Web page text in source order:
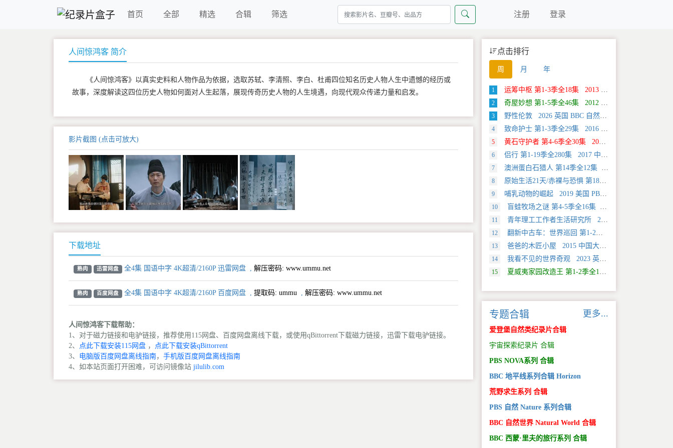
首页 全部 精选 合辑 筛选 注册 登录
人间惊鸿客 简介
《人间惊鸿客》以真实史料和人物作品为依据，选取苏轼、李清照、李白、杜甫四位知名历史人物人生中遗憾的经历或
故事，深度解读这四位历史人物如何面对人生起落，展现传奇历史人物的人生境遇，向现代观众传递力量和启发。
影片截图 (点击可放大)
下载地址
熟肉 迅雷网盘 全4集 国语中字 4K超清/2160P 迅雷网盘 , 解压密码: www.ummu.net
熟肉 百度网盘 全4集 国语中字 4K超清/2160P 百度网盘 , 提取码:ummu , 解压密码: www.ummu.net
人间惊鸿客下载帮助：
1、对于磁力链接和电驴链接，推荐使用115网盘、百度网盘离线下载，或使用qBittorrent下载磁力链接，迅雷下载电驴链接。
2、 点此下载安装115网盘 ， 点此下载安装qBittorrent
3、 电脑版百度网盘离线指南， 手机版百度网盘离线指南
4、如本站页面打开困难，可访问镜像站 jilulib.com
点击排行
周 月 年
1 运筹中枢 第1-3季全18集 2013 美国 Discovery 科学类纪录片
2 奇屋妙想 第1-5季全46集 2012 美国 HGTV 真人秀&舞台类纪录片
3 野性伦敦 2026 英国 BBC 自然类纪录片
4 致命护士 第1-3季全29集 2016 英国 传记类纪录片
5 黄石守护者 第4-6季全30集 2024 美国 Discovery 真人秀&舞台类纪录片
6 侣行 第1-19季全280集 2017 中国大陆 旅行类纪录片
7 澳洲蛋白石猎人 第14季全12集 2025 美国 Discovery 真人秀&舞台类纪录片
8 原始生活21天/赤裸与恐惧 第18季全12集 2025 美国 Discovery 真人秀&舞台类纪录片
9 哺乳动物的崛起 2019 美国 PBS 自然类纪录片
10 盲蛙牧场之谜 第4-5季全16集 2025 美国 Discovery 探索类纪录片
11 青年理工工作者生活研究所 2022 中国大陆 社会生活类纪录片
12 翻新中古车：世界巡回 第1-2季全20集 2025 美国 Discovery 真人秀&舞台类纪录片
13 爸爸的木匠小屋 2015 中国大陆 社会生活类纪录片
14 我看不见的世界奇观 2023 英国 旅行类纪录片
15 夏威夷家园改造王 第1-2季全18集 2024 美国 HGTV 真人秀&舞台类纪录片
专题合辑 更多...
爱登堡自然类纪录片合辑
宇宙探索纪录片 合辑
PBS NOVA系列 合辑
BBC 地平线系列合辑 Horizon
荒野求生系列 合辑
PBS 自然 Nature 系列合辑
BBC 自然世界 Natural World 合辑
BBC 西蒙·里夫的旅行系列 合辑